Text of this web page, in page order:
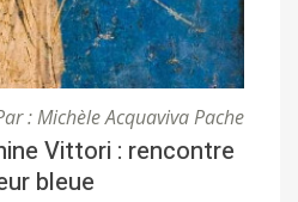
: Michèle Acquaviva Pache
Vittori : rencontre
bleue